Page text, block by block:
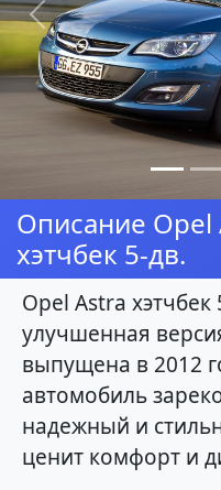
Предыдущая
Описание Opel
хэтчбек 5-дв.
Opel Astra хэтчбек
улучшенная
выпущена в 2012
автомобиль
надежный и
ценит комфорт и